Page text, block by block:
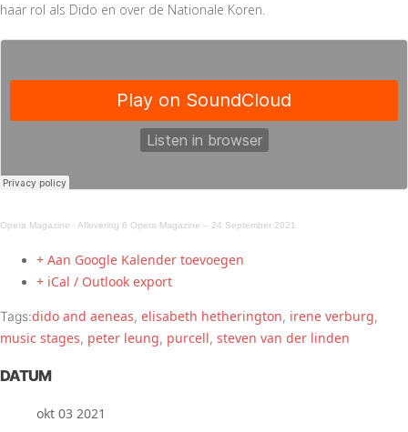
haar rol als Dido en over de Nationale Koren.
Opera Magazine · Aflevering 6 Opera Magazine – 24 September 2021
+ Aan Google Kalender toevoegen
+ iCal / Outlook export
Tags:dido and aeneas, elisabeth hetherington, irene verburg,
music stages, peter leung, purcell, steven van der linden
DATUM
okt 03 2021